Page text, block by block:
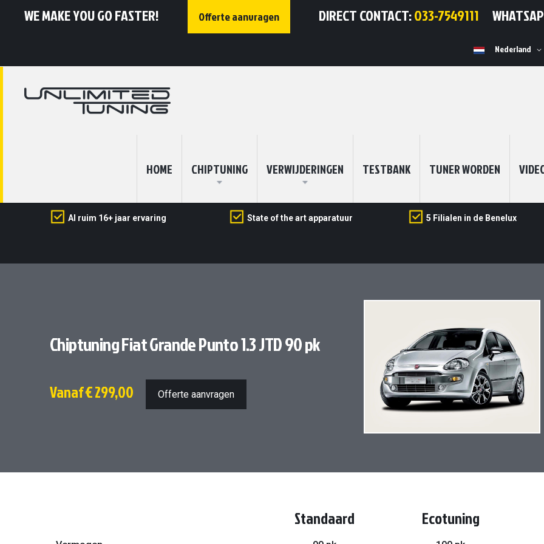
WE MAKE YOU GO FASTER! Offerte aanvragen DIRECT CONTACT:033-7549111
Selecteer
Nederland
HOME CHIPTUNING VERWIJDERINGEN TESTBANK TUNER WORDEN
Al ruim 16+ jaar ervaring State of the art apparatuur 5 Filialen in de Benelux
Chiptuning Fiat Grande Punto 1.3 JTD 90 pk
Vanaf€ 299,00 Offerte aanvragen
Ga
afbeeldingen-
gallerij
Standaard Ecotuning